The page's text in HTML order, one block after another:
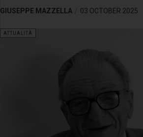
GIUSEPPE MAZZELLA 03 OCTOBER 2025
ATTUALITÀ